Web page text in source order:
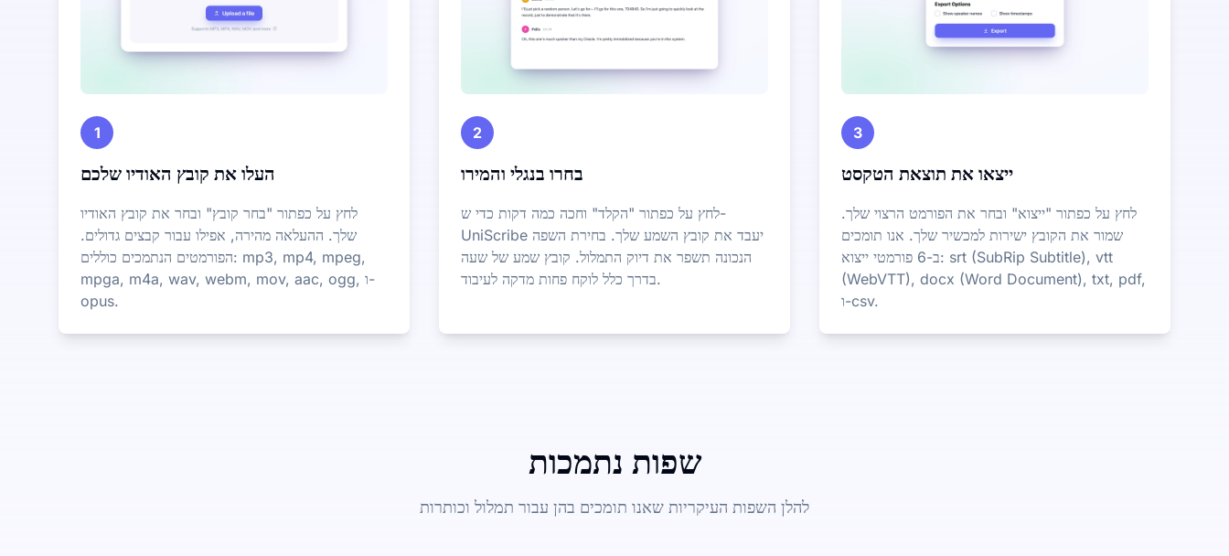
1
העלו את קובץ האודיו שלכם
לחץ על כפתור "בחר קובץ" ובחר את קובץ האודיו
שלך. ההעלאה מהירה, אפילו עבור קבצים גדולים.
הפורמטים הנתמכים כוללים: mp3, mp4, mpeg,
mpga, m4a, wav, webm, mov, aac, ogg, ו-
opus.
2
בחרו בנגלי והמירו
לחץ על כפתור "הקלד" וחכה כמה דקות כדי ש-
UniScribe יעבד את קובץ השמע שלך. בחירת השפה
הנכונה תשפר את דיוק התמלול. קובץ שמע של שעה
בדרך כלל לוקח פחות מדקה לעיבוד.
3
ייצאו את תוצאת הטקסט
לחץ על כפתור "ייצוא" ובחר את הפורמט הרצוי שלך.
שמור את הקובץ ישירות למכשיר שלך. אנו תומכים
ב-6 פורמטי ייצוא: srt (SubRip Subtitle), vtt
(WebVTT), docx (Word Document), txt, pdf,
ו-csv.
שפות נתמכות
להלן השפות העיקריות שאנו תומכים בהן עבור תמלול וכותרות